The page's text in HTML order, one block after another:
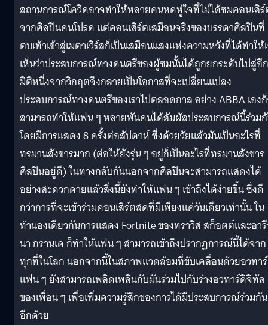
สถานการณ์โควิดอาจทำให้หลายคนหดหู่ใจที่ไม่ได้ชมคอนเสิ
จากศิลปินคนโปรด แต่คอนเสิร์ตเสมือนจริงของบรรดาศิลปินที่
ตบเท้าเข้าสู่เมตาเวิร์สก็เป็นเสมือนแสงแห่งความหวังที่ได้ทำให้
เห็นว่าประสบการณ์ทางดนตรีของผู้ชมนั้นได้ถูกยกระดับไปสู่อีก
มิติหนึ่งจากวิกฤตจึงกลายเป็นโอกาสที่จะเปลี่ยนแปลง
ประสบการณ์ทางดนตรีของเราไปตลอดกาล อย่าง ABBA เอง
สามารถทำให้แฟน ๆ หลายพันคนได้สัมผัสประสบการณ์นี้ร่วม
โดยมีการแสดง 8 ครั้งต่อสัปดาห์ ซึ่งด้วยวัยแล้วมันเป็นอะไรที่
ทรมานสังขารมาก (ต่อให้ยังรุ่น ๆ อยู่ก็เป็นอะไรที่ทรมานสังขาร
ศิลปินอยู่ดี) ในทางกลับกันนอกจากศิลปินจะสามารถแสดงได้
อย่างสะดวกดายแล้วสิ่งนี้ยังทำให้แฟน ๆ เข้าถึงได้ง่ายขึ้น ซึ่งดี
กว่าการที่จะเข้าร่วมคอนเสิร์ตสดที่มีเพียงแค่วันเดียวเท่านั้น ใน
ทำนองเดียวกันการแสดง Fortnite ของทราวิส สก็อตต์และอา
นา กรานเด ก็ทำให้แฟน ๆ สามารถเข้าถึงปรากฏการณ์นี้ได้จาก
ทุกที่ในโลก นอกจากนี้ในสภาพแวดล้อมที่ขับเคลื่อนด้วยอวทาร์
แฟน ๆ ยังสามารถเพลิดเพลินกับมันร่วมไปกับร่างอวทาร์ดิจิทัล
ของเพื่อน ๆ เพื่อเพิ่มความรู้สึกของการได้มีประสบการณ์ร่วมกัน
อีกด้วย